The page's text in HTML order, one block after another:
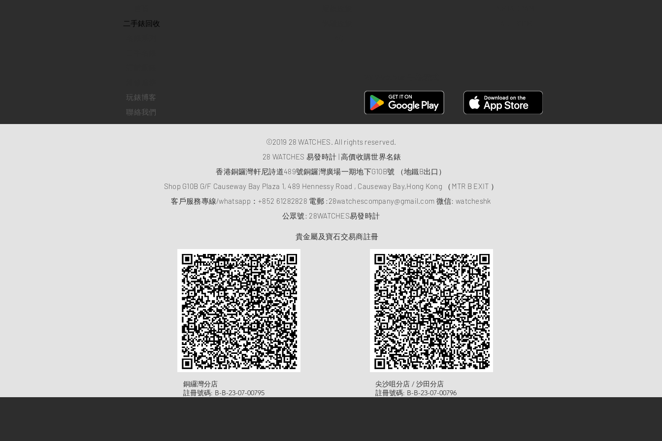
​二手錶回收
玩錶博客
聯絡我們
©2019 28 WATCHES. All rights reserved.
28 WATCHES 易發時計 | 高價收購世界名錶
香港銅鑼灣軒尼詩道489號銅鑼灣廣場一期地下G10B號 （地鐵B出口）
Shop G10B G/F Causeway Bay Plaza 1, 489 Hennessy Road , Causeway Bay,Hong Kong （MTR B EXIT ）
客戶服務專線/whatsapp：+852 61282828 電郵 : 28watchescompany@gmail.com 微信: watcheshk
​公眾號: 28WATCHES易發時計
貴金屬及寶石交易商註冊
​銅纙灣分店
註冊號碼: B-B-23-07-00795
尖沙咀分店 / 沙田分店
註冊號碼: B-B-23-07-00796